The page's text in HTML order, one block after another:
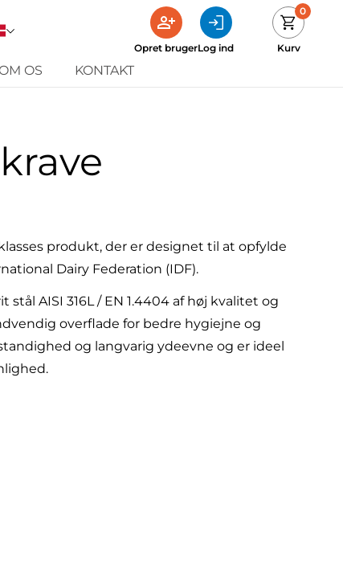
Opret brugerLog ind
0
Kurv
OS KONTAKT
produkt, der er designet til at opfylde
Dairy Federation (IDF).
AISI 316L / EN 1.4404 af høj kvalitet og
overflade for bedre hygiejne og
og langvarig ydeevne og er ideel